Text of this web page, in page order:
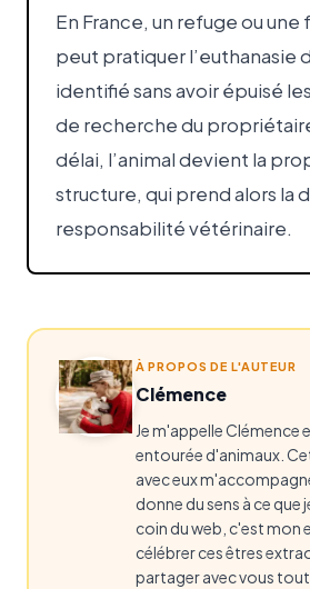
En France, un refuge ou une
peut pratiquer l’euthanasie
identifié sans avoir épuisé
de recherche du
délai, l’animal devient la
structure, qui prend alors la
responsabilité vétérinaire.
À PROPOS DE L'AUTEUR
Clémence
Je m'appelle Clémence
entourée d'animaux.
avec eux
donne du sens à ce que
coin du web, c'est mon
célébrer ces êtres
partager avec vous tout